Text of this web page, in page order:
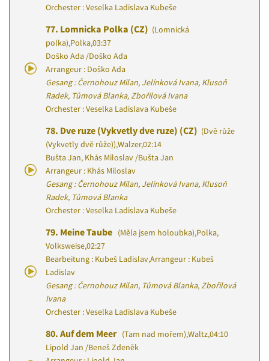
Orchester : Veselka Ladislava Kubeše
77. Lomnicka Polka (CZ) (Lomnická
polka),Polka,03:37
Doško Ada /Doško Ada
Arrangeur : Doško Ada
Gesang : Černohouz Milan, Jelínková Ivana, Klusoň
Radek, Tůmová Blanka, Zbořilová Ivana
Orchester : Veselka Ladislava Kubeše
78. Dve ruze (Vykvetly dve ruze) (CZ) (Dvě růže
(Vykvetly dvě růže)),Walzer,02:14
Bušta Jan, Khás Miloslav /Bušta Jan
Arrangeur : Khás Miloslav
Gesang : Černohouz Milan, Jelínková Ivana, Klusoň
Radek, Tůmová Blanka
Orchester : Veselka Ladislava Kubeše
79. Meine Taube (Měla jsem holoubka),Polka,
Volksweise,02:27
Bearbeitung : Kubeš Ladislav,Arrangeur : Kubeš
Ladislav
Gesang : Černohouz Milan, Tůmová Blanka, Zbořilová
Ivana
Orchester : Veselka Ladislava Kubeše
80. Auf dem Meer (Tam nad mořem),Waltz,04:10
Lipold Jan /Beneš Zdeněk